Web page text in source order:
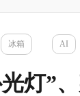
冰箱 AI
灯”